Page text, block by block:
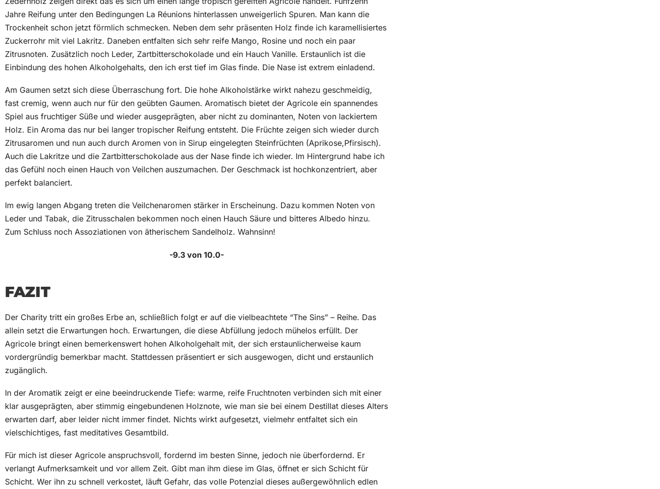
Jahre Reifung unter den Bedingungen La Réunions hinterlassen unweigerlich Spuren. Man kann die
Trockenheit schon jetzt förmlich schmecken. Neben dem sehr präsenten Holz finde ich karamellisiertes
Zuckerrohr mit viel Lakritz. Daneben entfalten sich sehr reife Mango, Rosine und noch ein paar
Zitrusnoten. Zusätzlich noch Leder, Zartbitterschokolade und ein Hauch Vanille. Erstaunlich ist die
Einbindung des hohen Alkoholgehalts, den ich erst tief im Glas finde. Die Nase ist extrem einladend.
Am Gaumen setzt sich diese Überraschung fort. Die hohe Alkoholstärke wirkt nahezu geschmeidig,
fast cremig, wenn auch nur für den geübten Gaumen. Aromatisch bietet der Agricole ein spannendes
Spiel aus fruchtiger Süße und wieder ausgeprägten, aber nicht zu dominanten, Noten von lackiertem
Holz. Ein Aroma das nur bei langer tropischer Reifung entsteht. Die Früchte zeigen sich wieder durch
Zitrusaromen und nun auch durch Aromen von in Sirup eingelegten Steinfrüchten (Aprikose,Pfirsisch).
Auch die Lakritze und die Zartbitterschokolade aus der Nase finde ich wieder. Im Hintergrund habe ich
das Gefühl noch einen Hauch von Veilchen auszumachen. Der Geschmack ist hochkonzentriert, aber
perfekt balanciert.
Im ewig langen Abgang treten die Veilchenaromen stärker in Erscheinung. Dazu kommen Noten von
Leder und Tabak, die Zitrusschalen bekommen noch einen Hauch Säure und bitteres Albedo hinzu.
Zum Schluss noch Assoziationen von ätherischem Sandelholz. Wahnsinn!
-9.3 von 10.0-
FAZIT
Der Charity tritt ein großes Erbe an, schließlich folgt er auf die vielbeachtete “The Sins” – Reihe. Das
allein setzt die Erwartungen hoch. Erwartungen, die diese Abfüllung jedoch mühelos erfüllt. Der
Agricole bringt einen bemerkenswert hohen Alkoholgehalt mit, der sich erstaunlicherweise kaum
vordergründig bemerkbar macht. Stattdessen präsentiert er sich ausgewogen, dicht und erstaunlich
zugänglich.
In der Aromatik zeigt er eine beeindruckende Tiefe: warme, reife Fruchtnoten verbinden sich mit einer
klar ausgeprägten, aber stimmig eingebundenen Holznote, wie man sie bei einem Destillat dieses Alters
erwarten darf, aber leider nicht immer findet. Nichts wirkt aufgesetzt, vielmehr entfaltet sich ein
vielschichtiges, fast meditatives Gesamtbild.
Für mich ist dieser Agricole anspruchsvoll, fordernd im besten Sinne, jedoch nie überfordernd. Er
verlangt Aufmerksamkeit und vor allem Zeit. Gibt man ihm diese im Glas, öffnet er sich Schicht für
Schicht. Wer ihn zu schnell verkostet, läuft Gefahr, das volle Potenzial dieses außergewöhnlich edlen